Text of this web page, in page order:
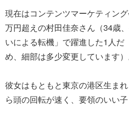
現在はコンテンツマーケティン
万円超えの村田佳奈さん（34歳
いによる転機」で躍進した1人だ
め、細部は多少変更しています）
彼女はもともと東京の港区生ま
ら頭の回転が速く、要領のいい子